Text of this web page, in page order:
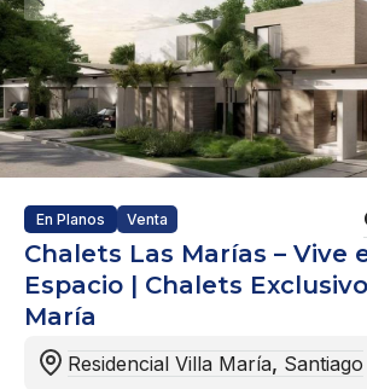
En Planos Venta
Chalets Las Marías – Vive
Espacio | Chalets
María
Residencial Villa María, Santiago